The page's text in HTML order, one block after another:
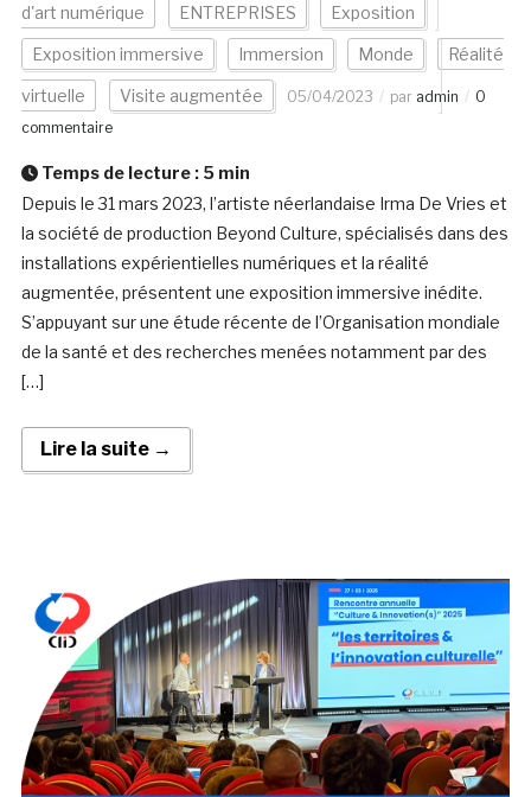
d'art numérique ENTREPRISES Exposition
Exposition immersive Immersion Monde Réalité
virtuelle Visite augmentée 05/04/2023 par admin
0
commentaire
Temps de lecture : 5 min
Depuis le 31 mars 2023, l’artiste néerlandaise Irma De Vries et
la société de production Beyond Culture, spécialisés dans des
installations expérientielles numériques et la réalité
augmentée, présentent une exposition immersive inédite.
S’appuyant sur une étude récente de l’Organisation mondiale
de la santé et des recherches menées notamment par des
[…]
Lire la suite →